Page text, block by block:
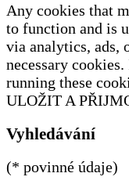
Any cookies that
to function and is
via analytics, ads,
necessary
running these
ULOŽIT A
Vyhledávání
(* povinné údaje)